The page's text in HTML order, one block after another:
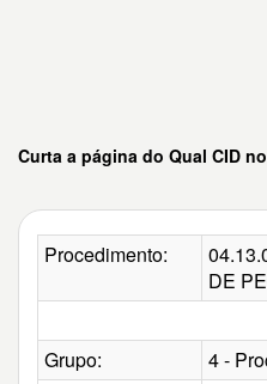
Curta a página do Qual CID
Procedimento:
DE
Grupo:
4 -